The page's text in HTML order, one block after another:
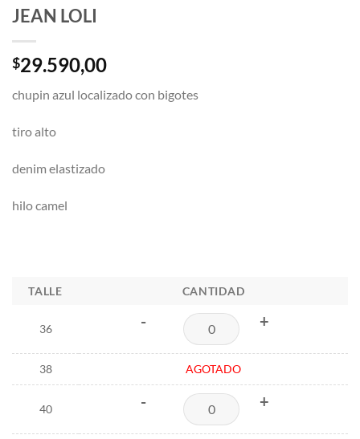
JEAN LOLI
$29.590,00
chupin azul localizado con bigotes
tiro alto
denim elastizado
hilo camel
TALLE CANTIDAD
36 - +
38 AGOTADO
40 - +